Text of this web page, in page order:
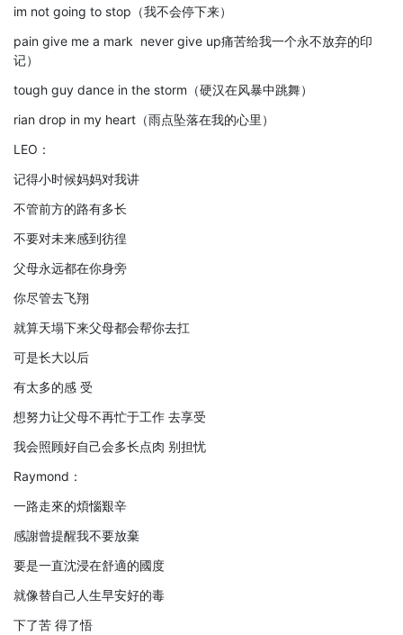
im not going to stop（我不会停下来）
pain give me a mark never give up痛苦给我一个永不放弃的印
记）
tough guy dance in the storm（硬汉在风暴中跳舞）
rian drop in my heart（雨点坠落在我的心里）
LEO：
记得小时候妈妈对我讲
不管前方的路有多长
不要对未来感到彷徨
父母永远都在你身旁
你尽管去飞翔
就算天塌下来父母都会帮你去扛
可是长大以后
有太多的感 受
想努力让父母不再忙于工作 去享受
我会照顾好自己会多长点肉 别担忧
Raymond：
一路走來的煩惱艱辛
感謝曾提醒我不要放棄
要是一直沈浸在舒適的國度
就像替自己人生早安好的毒
下了苦 得了悟